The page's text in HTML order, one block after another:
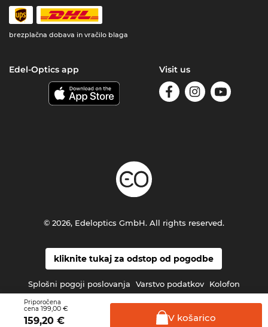
Priporočena
cena 199,00 €
159,20 € V košarico
brezplačna dobava in vračilo blaga
Edel-Optics app Visit us
kliknite tukaj za odstop od pogodbe
Splošni pogoji poslovanja Varstvo podatkov Kolofon
© 2026, Edeloptics GmbH. All rights reserved.